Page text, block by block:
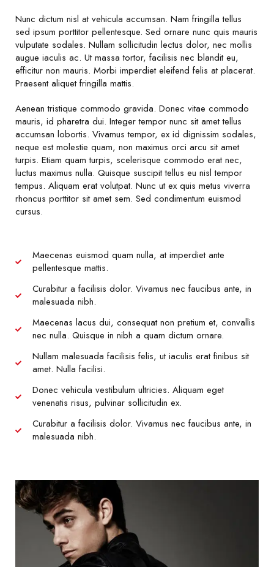
Nunc dictum nisl at vehicula accumsan. Nam fringilla tellus
sed ipsum porttitor pellentesque. Sed ornare nunc quis mauris
vulputate sodales. Nullam sollicitudin lectus dolor, nec mollis
augue iaculis ac. Ut massa tortor, facilisis nec blandit eu,
efficitur non mauris. Morbi imperdiet eleifend felis at placerat.
Praesent aliquet fringilla mattis.
Aenean tristique commodo gravida. Donec vitae commodo
mauris, id pharetra dui. Integer tempor nunc sit amet tellus
accumsan lobortis. Vivamus tempor, ex id dignissim sodales,
neque est molestie quam, non maximus orci arcu sit amet
turpis. Etiam quam turpis, scelerisque commodo erat nec,
luctus maximus nulla. Quisque suscipit tellus eu nisl tempor
tempus. Aliquam erat volutpat. Nunc ut ex quis metus viverra
rhoncus porttitor sit amet sem. Sed condimentum euismod
cursus.
Maecenas euismod quam nulla, at imperdiet ante
pellentesque mattis.
Curabitur a facilisis dolor. Vivamus nec faucibus ante, in
malesuada nibh.
Maecenas lacus dui, consequat non pretium et, convallis
nec nulla. Quisque in nibh a quam dictum ornare.
Nullam malesuada facilisis felis, ut iaculis erat finibus sit
amet. Nulla facilisi.
Donec vehicula vestibulum ultricies. Aliquam eget
venenatis risus, pulvinar sollicitudin ex.
Curabitur a facilisis dolor. Vivamus nec faucibus ante, in
malesuada nibh.